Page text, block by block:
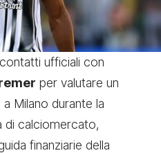
ufficiali con
per valutare un
Milano durante la
di calciomercato,
finanziarie della